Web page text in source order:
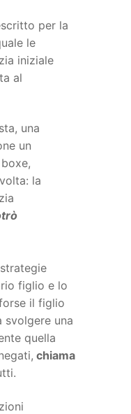
per la
le
iniziale
al
una
un
la
figlio e lo
il figlio
svolgere una
quella
chiama